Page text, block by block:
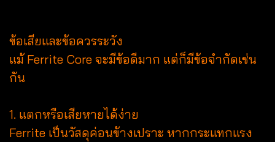
ข้อเสียและข้อควรระวัง
แม้ Ferrite Core จะมีข้อดีมาก แต่ก็มีข้อจำกัดเช่น
กัน
1. แตกหรือเสียหายได้ง่าย
Ferrite เป็นวัสดุค่อนข้างเปราะ หากกระแทกแรง